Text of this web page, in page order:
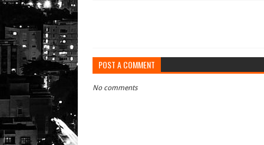
POST A COMMENT
No comments